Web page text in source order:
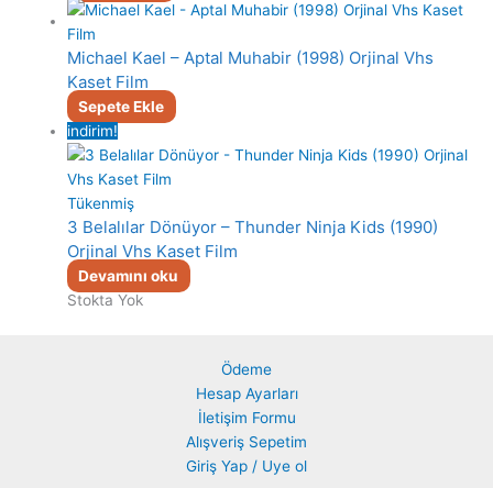
Michael Kael – Aptal Muhabir (1998) Orjinal Vhs
Kaset Film
Sepete Ekle
indirim!
Tükenmiş
3 Belalılar Dönüyor – Thunder Ninja Kids (1990)
Orjinal Vhs Kaset Film
Devamını oku
Stokta Yok
Ödeme
Hesap Ayarları
İletişim Formu
Alışveriş Sepetim
Giriş Yap / Uye ol